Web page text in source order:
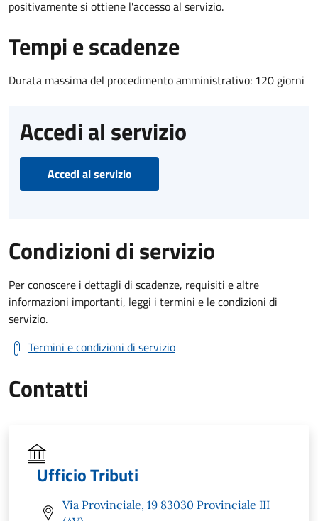
positivamente si ottiene l'accesso al servizio.
Tempi e scadenze
Durata massima del procedimento amministrativo: 120 giorni
Accedi al servizio
Accedi al servizio
Condizioni di servizio
Per conoscere i dettagli di scadenze, requisiti e altre
informazioni importanti, leggi i termini e le condizioni di
servizio.
Termini e condizioni di servizio
Contatti
Ufficio Tributi
Via Provinciale, 19 83030 Provinciale III